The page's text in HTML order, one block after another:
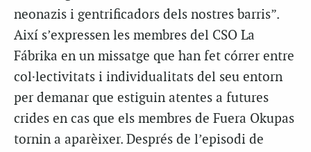
neonazis i gentrificadors dels nostres barris”.
Així s’expressen les membres del CSO La
Fábrika en un missatge que han fet córrer entre
col·lectivitats i individualitats del seu entorn
per demanar que estiguin atentes a futures
crides en cas que els membres de Fuera Okupas
tornin a aparèixer. Després de l’episodi de